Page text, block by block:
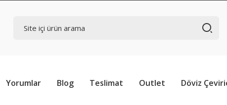
Yorumlar Blog Teslimat Outlet Döviz